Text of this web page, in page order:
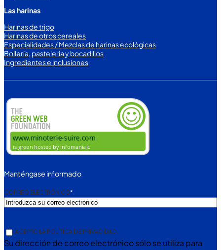
Las harinas
Harinas de trigo
Harinas de otros cereales
Especialidades / Mezclas de harinas ecológicas
Bollería, pastelería y bocadillos
Ingredientes e inclusiones
Manténgase informado
CORREO ELECTRÓNICO*
S
U
D
ACEPTO LA POLÍTICA DE PRIVACIDAD.
Su dirección de correo electrónico sólo se utiliza para